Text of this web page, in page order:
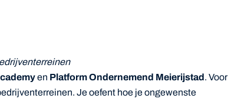
en Platform Ondernemend Meierijstad. Voor
Je oefent hoe je ongewenste